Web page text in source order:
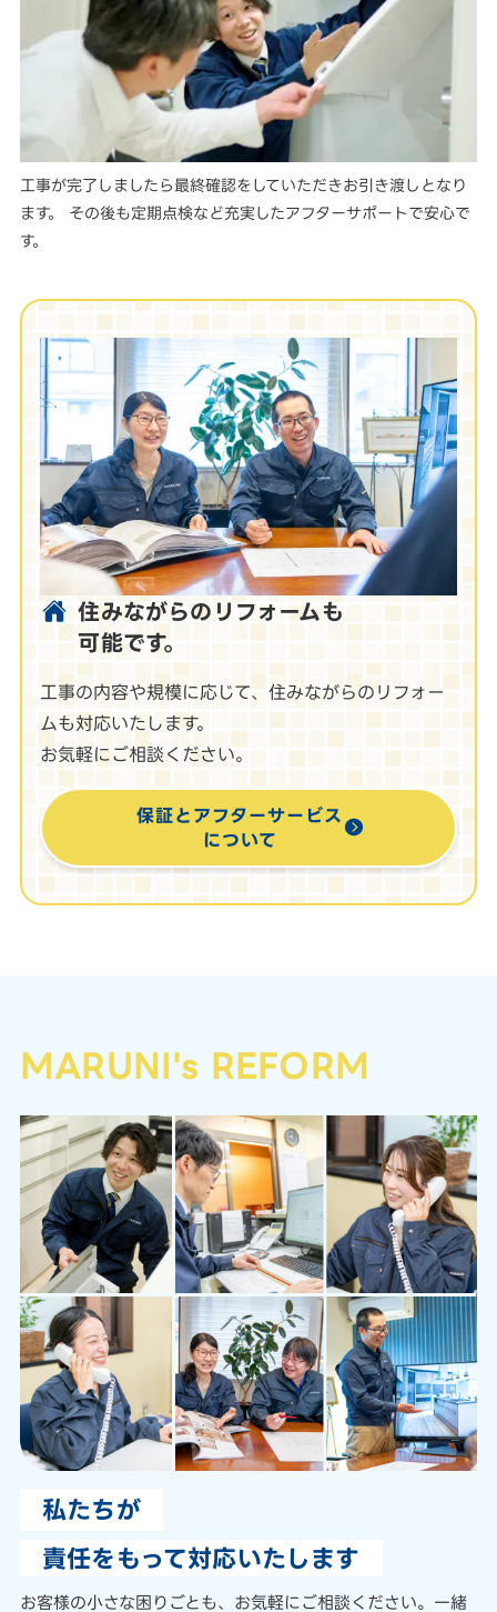
工事が完了しましたら最終確認をしていただきお引き渡しとなり
ます。 その後も定期点検など充実したアフターサポートで安心で
す。
住みながらのリフォームも
可能です。
工事の内容や規模に応じて、住みながらのリフォー
ムも対応いたします。
お気軽にご相談ください。
保証とアフターサービス
について
MARUNI's REFORM
私たちが
責任をもって対応いたします
お客様の小さな困りごとも、 お気軽にご相談ください。 一緒